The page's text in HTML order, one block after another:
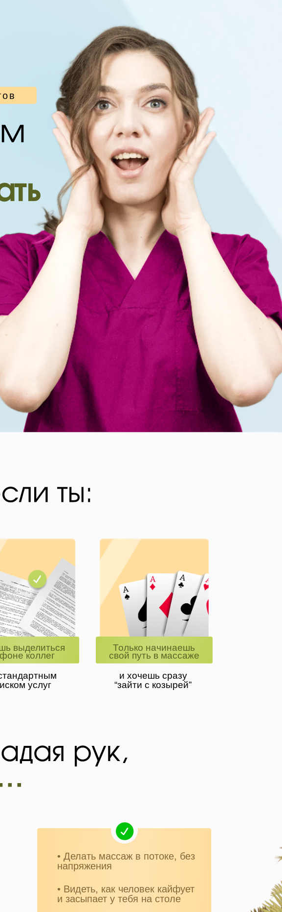
и хочешь сразу
“зайти с козырей”
услуг
Только начинаешь
свой путь в массаже
выделиться
коллег
• Видеть, как человек кайфует
и засыпает у тебя на столе
• Делать массаж в потоке, без
напряжения